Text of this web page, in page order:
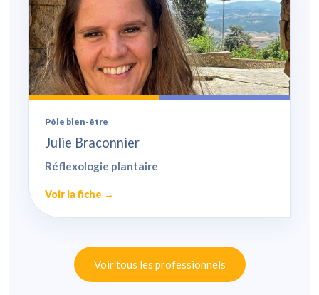
Pôle bien-être
Julie Braconnier
Réflexologie plantaire
Voir la fiche →
Voir tous les professionnels